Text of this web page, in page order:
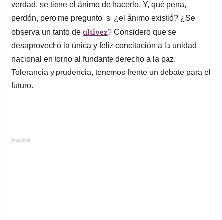
verdad, se tiene el ánimo de hacerlo. Y, qué pena,
perdón, pero me pregunto si ¿el ánimo existió? ¿Se
observa un tanto de altivez? Considero que se
desaprovechó la única y feliz concitación a la unidad
nacional en torno al fundante derecho a la paz.
Tolerancia y prudencia, tenemos frente un debate para el
futuro.
Anuncios.